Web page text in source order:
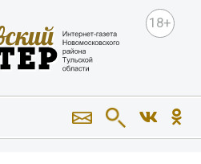
18+